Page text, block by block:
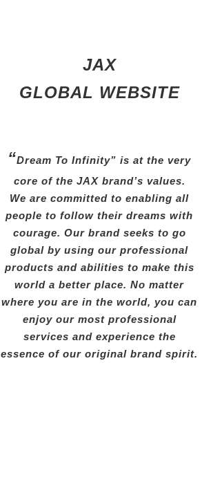
JAX
GLOBAL WEBSITE
“Dream To Infinity” is at the very
core of the JAX brand’s values.
We are committed to enabling all
people to follow their dreams with
courage. Our brand seeks to go
global by using our professional
products and abilities to make this
world a better place. No matter
where you are in the world, you can
enjoy our most professional
services and experience the
essence of our original brand spirit.